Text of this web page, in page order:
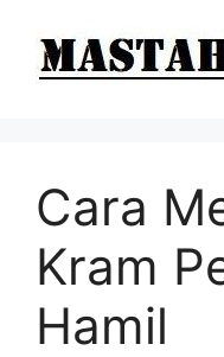
Cara
Kram
Hamil